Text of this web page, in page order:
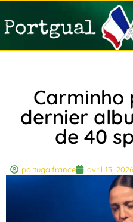
Carminho
dernier
de 40
portugalfrance avril 13, 2026